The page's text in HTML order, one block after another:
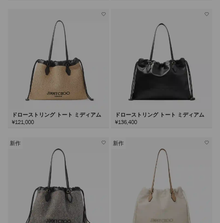
ドローストリング トート ミディアム
¥121,000
ドローストリング トート ミディアム
¥136,400
新作 新作